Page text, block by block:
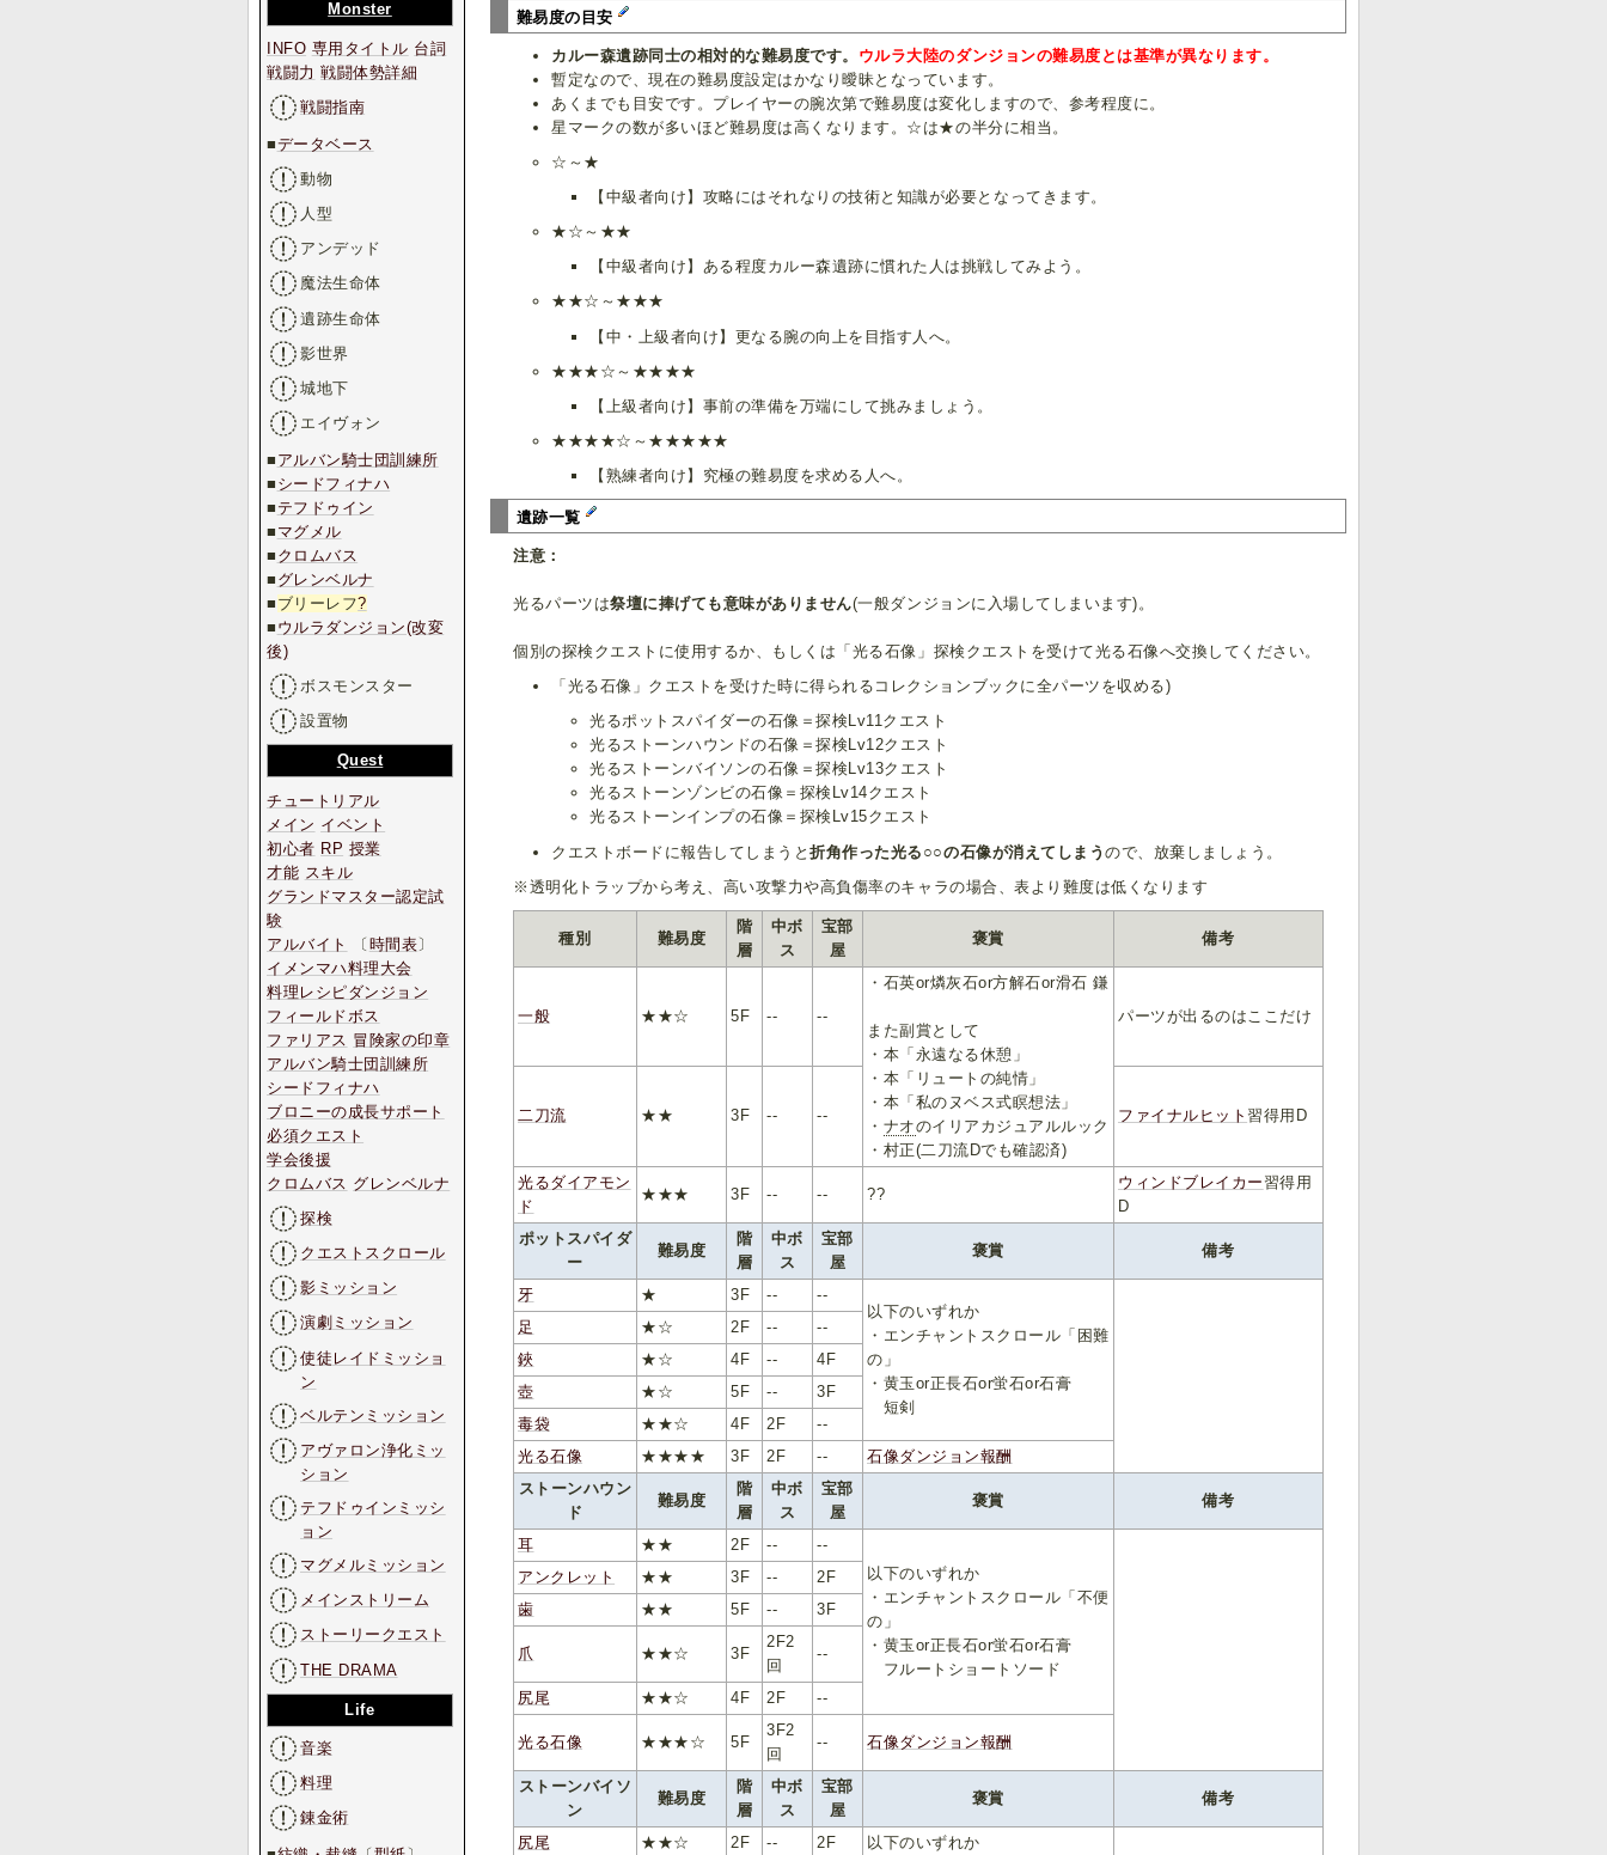
難易度の目安
カルー森遺跡同士の相対的な難易度です。 ウルラ大陸のダンジョンの難易度とは基準が異なります。
暫定なので、現在の難易度設定はかなり曖昧となっています。
あくまでも目安です。プレイヤーの腕次第で難易度は変化しますので、参考程度に。
星マークの数が多いほど難易度は高くなります。☆は★の半分に相当。
☆～★
【中級者向け】攻略にはそれなりの技術と知識が必要となってきます。
★☆～★★
【中級者向け】ある程度カルー森遺跡に慣れた人は挑戦してみよう。
★★☆～★★★
【中・上級者向け】更なる腕の向上を目指す人へ。
★★★☆～★★★★
【上級者向け】事前の準備を万端にして挑みましょう。
★★★★☆～★★★★★
【熟練者向け】究極の難易度を求める人へ。
遺跡一覧
注意：
光るパーツは祭壇に捧げても意味がありません(一般ダンジョンに入場してしまいます)。
個別の探検クエストに使用するか、もしくは「光る石像」探検クエストを受けて光る石像へ交換してください。
「光る石像」クエストを受けた時に得られるコレクションブックに全パーツを収める)
光るポットスパイダーの石像＝探検Lv11クエスト
光るストーンハウンドの石像＝探検Lv12クエスト
光るストーンバイソンの石像＝探検Lv13クエスト
光るストーンゾンビの石像＝探検Lv14クエスト
光るストーンインプの石像＝探検Lv15クエスト
クエストボードに報告してしまうと折角作った光る○○の石像が消えてしまうので、放棄しましょう。
※透明化トラップから考え、高い攻撃力や高負傷率のキャラの場合、表より難度は低くなります
種別 難易度
階
層
中ボ
ス
宝部
屋
褒賞 備考
一般 ★★☆ 5F -- --
・石英or燐灰石or方解石or滑石 鎌
また副賞として
・本「永遠なる休憩」
・本「リュートの純情」
・本「私のヌベス式瞑想法」
・ ナオのイリアカジュアルルック
・村正(二刀流Dでも確認済)
パーツが出るのはここだけ
二刀流 ★★ 3F -- -- ファイナルヒット習得用D
光るダイアモン
ド
★★★ 3F -- -- ??
ウィンドブレイカー習得用
D
ポットスパイダ
ー
難易度
階
層
中ボ
ス
宝部
屋
褒賞 備考
牙 ★ 3F --
--
以下のいずれか
・エンチャントスクロール「困難
の」
・黄玉or正長石or蛍石or石膏
短剣
足 ★☆ 2F --
--
鋏
★☆ 4F --
4F
壺
★☆ 5F --
3F
毒袋
★★☆ 4F 2F
--
光る石像
★★★★ 3F 2F --
石像ダンジョン報酬
ストーンハウン
ド
難易度
階
層
中ボ
ス
宝部
屋
褒賞 備考
耳 ★★ 2F --
--
以下のいずれか
・エンチャントスクロール「不便
の」
・黄玉or正長石or蛍石or石膏
フルートショートソード
アンクレット ★★ 3F --
2F
歯
★★ 5F -- 3F
爪 ★★☆ 3F
2F2
回
--
尻尾 ★★☆ 4F 2F --
光る石像 ★★★☆ 5F
3F2
回
-- 石像ダンジョン報酬
ストーンバイソ
ン
難易度
階
層
中ボ
ス
宝部
屋
褒賞 備考
尻尾 ★★☆ 2F -- 2F 以下のいずれか
Monster
INFO 専用タイトル 台詞
戦闘力 戦闘体勢詳細
戦闘指南
■データベース
動物
人型
アンデッド
魔法生命体
遺跡生命体
影世界
城地下
エイヴォン
■ アルバン騎士団訓練所
■ シードフィナハ
■ テフドゥイン
■ マグメル
■ クロムバス
■ グレンベルナ
■ ブリーレフ?
■ ウルラダンジョン(改変
後)
ボスモンスター
設置物
Quest
チュートリアル
メイン イベント
初心者 RP 授業
才能 スキル
グランドマスター認定試
験
アルバイト
〔時間表〕
イメンマハ料理大会
料理レシピダンジョン
フィールドボス
ファリアス 冒険家の印章
アルバン騎士団訓練所
シードフィナハ
ブロニーの成長サポート
必須クエスト
学会後援
クロムバス グレンベルナ
探検
クエストスクロール
影ミッション
演劇ミッション
使徒レイドミッショ
ン
ベルテンミッション
アヴァロン浄化ミッ
ション
テフドゥインミッシ
ョン
マグメルミッション
メインストリーム
ストーリークエスト
THE DRAMA
Life
音楽
料理
錬金術